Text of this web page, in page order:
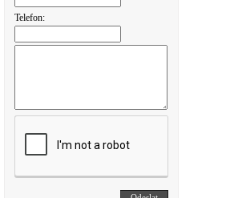
Telefon: